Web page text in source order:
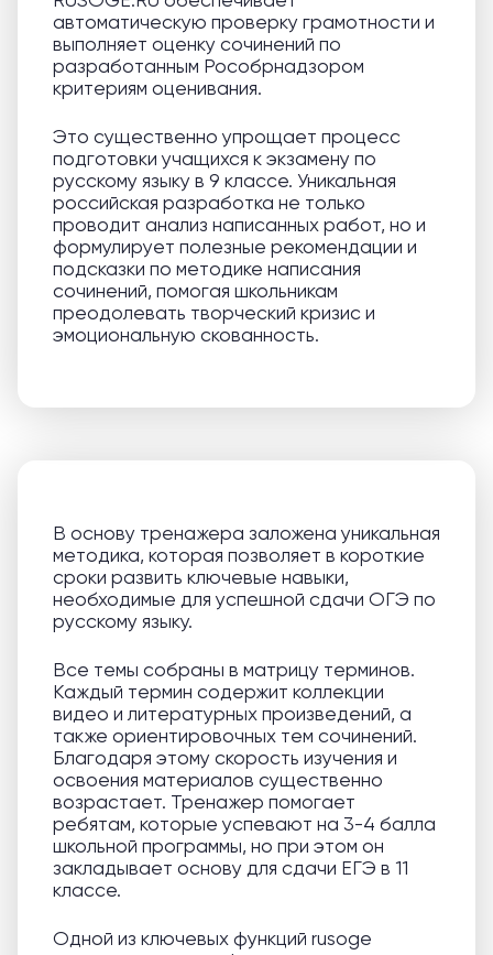
автоматическую проверку грамотности и
выполняет оценку сочинений по
разработанным Рособрнадзором
критериям оценивания.
Это существенно упрощает процесс
подготовки учащихся к экзамену по
русскому языку в 9 классе. Уникальная
российская разработка не только
проводит анализ написанных работ, но и
формулирует полезные рекомендации и
подсказки по методике написания
сочинений, помогая школьникам
преодолевать творческий кризис и
эмоциональную скованность.
В основу тренажера заложена уникальная
методика, которая позволяет в короткие
сроки развить ключевые навыки,
необходимые для успешной сдачи ОГЭ по
русскому языку.
Все темы собраны в матрицу терминов.
Каждый термин содержит коллекции
видео и литературных произведений, а
также ориентировочных тем сочинений.
Благодаря этому скорость изучения и
освоения материалов существенно
возрастает. Тренажер помогает
ребятам, которые успевают на 3-4 балла
школьной программы, но при этом он
закладывает основу для сдачи ЕГЭ в 11
классе.
Одной из ключевых функций rusoge